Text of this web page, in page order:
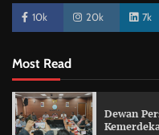
10k 20k 7k
Most Read
Dewan